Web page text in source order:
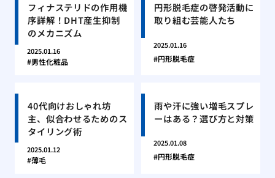
フィナステリドの作用機
序詳解！DHT産生抑制
のメカニズム
2025.01.16
男性化粧品
円形脱毛症の啓発活動に
取り組む芸能人たち
2025.01.16
円形脱毛症
40代向けおしゃれ坊
主、似合わせるためのス
タイリング術
2025.01.12
薄毛
雨や汗に強い増毛スプレ
ーはある？選び方と対策
2025.01.08
円形脱毛症